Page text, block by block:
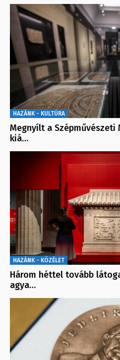
HAZÁNK - KULTÚRA
Megnyílt a Szépművészeti
kiá…
HAZÁNK - KÖZÉLET
Három héttel tovább
agya…